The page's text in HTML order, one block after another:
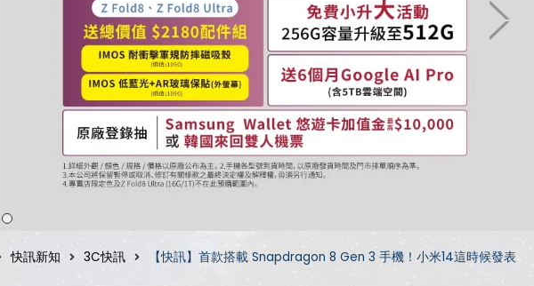
快訊新知 3C快訊 【快訊】首款搭載 Snapdragon 8 Gen 3 手機！小米14這時候發表